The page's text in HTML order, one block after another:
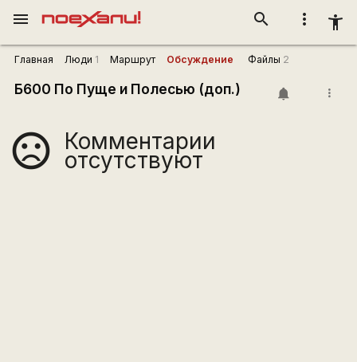
more_vert accessibility_new
search
menu
Главная Люди 1 Маршрут Обсуждение Файлы 2
Б600 По Пуще и Полесью (доп.) more_vert
sentiment_very_dissatisfied Комментарии
отсутствуют